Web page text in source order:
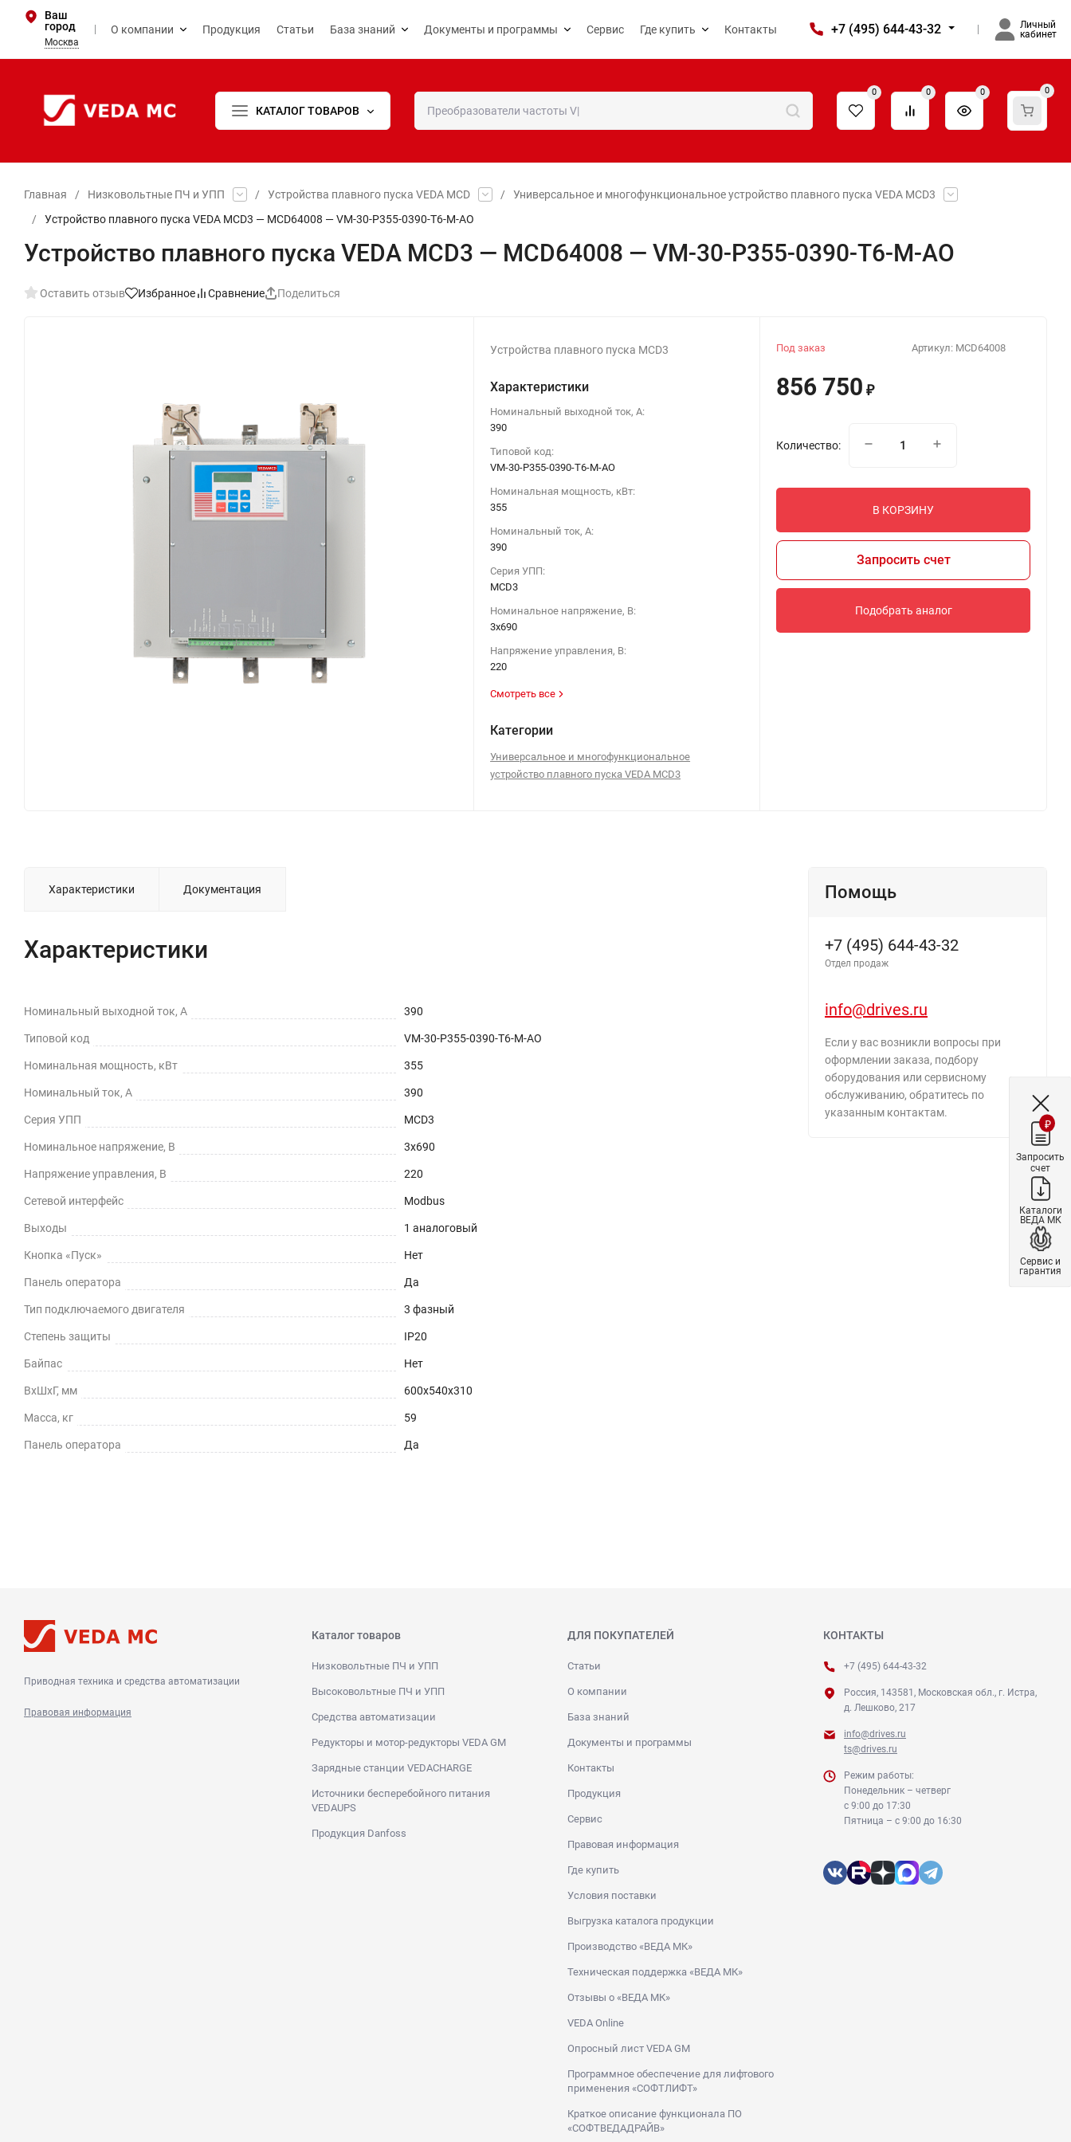
Ваш
город
Москва
О компании Продукция Статьи База знаний Документы и программы Сервис Где купить Контакты +7 (495) 644-43-32
Личный
кабинет
КАТАЛОГ ТОВАРОВ
0 0 0 0
Главная / Низковольтные ПЧ и УПП / Устройства плавного пуска VEDA MCD /
Универсальное и многофункциональное устройство плавного пуска VEDA MCD3
/
Устройство плавного пуска VEDA MCD3 — MCD64008 — VM-30-P355-0390-T6-M-AO
Устройство плавного пуска VEDA MCD3 — MCD64008 — VM-30-P355-0390-T6-M-AO
Оставить отзыв Избранное Сравнение Поделиться
Устройства плавного пуска MCD3
Характеристики
Номинальный выходной ток, А:
390
Типовой код:
VM-30-P355-0390-T6-M-AO
Номинальная мощность, кВт:
355
Номинальный ток, А:
390
Серия УПП:
MCD3
Номинальное напряжение, В:
3х690
Напряжение управления, В:
220
Смотреть все
Категории
Универсальное и многофункциональное
устройство плавного пуска VEDA MCD3
Артикул: MCD64008
Под заказ
856 750 ₽
Количество:
В КОРЗИНУ
Запросить счет
Подобрать аналог
Характеристики Документация
Характеристики
Номинальный выходной ток, А 390
Типовой код VM-30-P355-0390-T6-M-AO
Номинальная мощность, кВт 355
Номинальный ток, А 390
Серия УПП MCD3
Номинальное напряжение, В 3х690
Напряжение управления, В 220
Сетевой интерфейс Modbus
Выходы 1 аналоговый
Кнопка «Пуск» Нет
Панель оператора Да
Тип подключаемого двигателя 3 фазный
Степень защиты IP20
Байпас Нет
ВхШхГ, мм 600х540х310
Масса, кг 59
Панель оператора Да
Помощь
+7 (495) 644-43-32
Отдел продаж
info@drives.ru
Если у вас возникли вопросы при
оформлении заказа, подбору
оборудования или сервисному
обслуживанию, обратитесь по
указанным контактам.
Приводная техника и средства автоматизации
Правовая информация
Каталог товаров
Низковольтные ПЧ и УПП
Высоковольтные ПЧ и УПП
Средства автоматизации
Редукторы и мотор-редукторы VEDA GM
Зарядные станции VEDACHARGE
Источники бесперебойного питания
VEDAUPS
Продукция Danfoss
ДЛЯ ПОКУПАТЕЛЕЙ
Статьи
О компании
База знаний
Документы и программы
Контакты
Продукция
Сервис
Правовая информация
Где купить
Условия поставки
Выгрузка каталога продукции
Производство «ВЕДА МК»
Техническая поддержка «ВЕДА МК»
Отзывы о «ВЕДА МК»
VEDA Online
Опросный лист VEDA GM
Программное обеспечение для лифтового
применения «СОФТЛИФТ»
Краткое описание функционала ПО
«СОФТВЕДАДРАЙВ»
КОНТАКТЫ
+7 (495) 644-43-32
Россия, 143581, Московская обл., г. Истра,
д. Лешково, 217
info@drives.ru
ts@drives.ru
Режим работы:
Понедельник – четверг
с 9:00 до 17:30
Пятница – с 9:00 до 16:30
₽
Запросить
счет
Каталоги
ВЕДА МК
Сервис и
гарантия